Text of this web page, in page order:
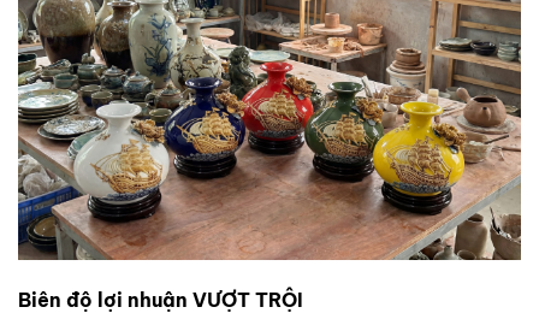
Biên độ lợi nhuận VƯỢT TRỘI